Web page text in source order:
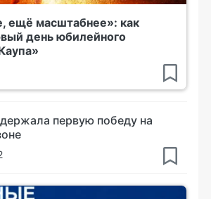
ещё масштабнее»: как
день юбилейного
первую победу на